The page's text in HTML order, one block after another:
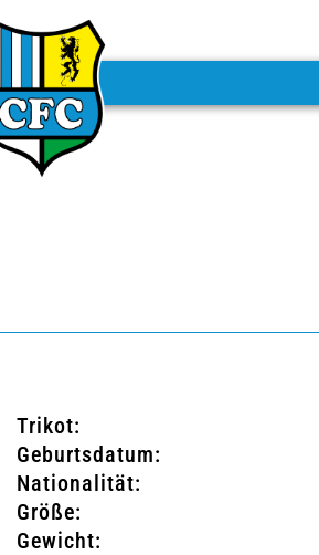
Trikot:
Geburtsdatum:
Nationalität:
Größe:
Gewicht: